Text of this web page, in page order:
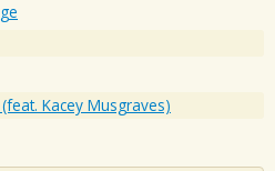
Kacey Musgraves)